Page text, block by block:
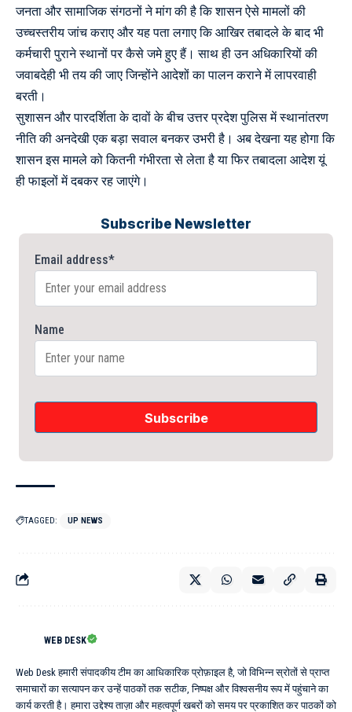
जनता और सामाजिक संगठनों ने मांग की है कि शासन ऐसे मामलों की
उच्चस्तरीय जांच कराए और यह पता लगाए कि आखिर तबादले के बाद भी
कर्मचारी पुराने स्थानों पर कैसे जमे हुए हैं। साथ ही उन अधिकारियों की
जवाबदेही भी तय की जाए जिन्होंने आदेशों का पालन कराने में लापरवाही
बरती।
सुशासन और पारदर्शिता के दावों के बीच उत्तर प्रदेश पुलिस में स्थानांतरण
नीति की अनदेखी एक बड़ा सवाल बनकर उभरी है। अब देखना यह होगा कि
शासन इस मामले को कितनी गंभीरता से लेता है या फिर तबादला आदेश यूं
ही फाइलों में दबकर रह जाएंगे।
Subscribe Newsletter
Email address*
Name
TAGGED: UP NEWS
WEB DESK
Web Desk हमारी संपादकीय टीम का आधिकारिक प्रोफ़ाइल है, जो विभिन्न स्रोतों से प्राप्त
समाचारों का सत्यापन कर उन्हें पाठकों तक सटीक, निष्पक्ष और विश्वसनीय रूप में पहुंचाने का
कार्य करती है। हमारा उद्देश्य ताज़ा और महत्वपूर्ण खबरों को समय पर प्रकाशित कर पाठकों को